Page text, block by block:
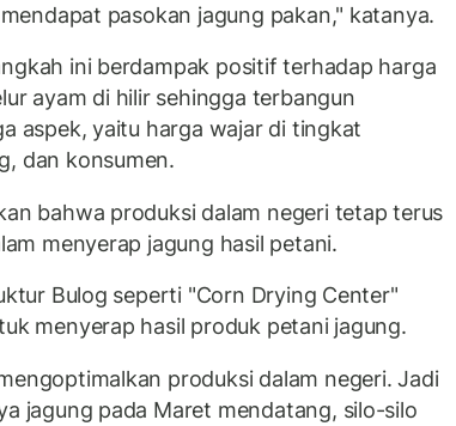
pasokan jagung pakan," katanya.
ini berdampak positif terhadap harga
ayam di hilir sehingga terbangun
aspek, yaitu harga wajar di tingkat
dan konsumen.
bahwa produksi dalam negeri tetap terus
menyerap jagung hasil petani.
Bulog seperti "Corn Drying Center"
menyerap hasil produk petani jagung.
produksi dalam negeri. Jadi
jagung pada Maret mendatang, silo-silo